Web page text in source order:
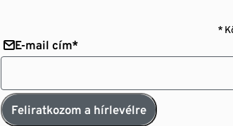
*
E-mail cím*
Feliratkozom a hírlevélre